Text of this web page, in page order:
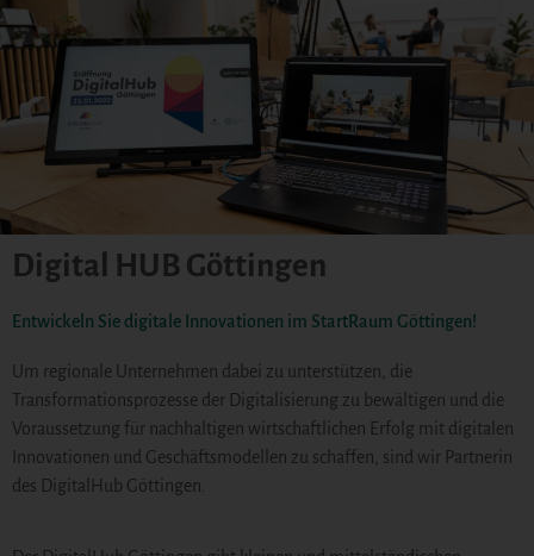
Digital HUB Göttingen
Entwickeln Sie digitale Innovationen im StartRaum Göttingen!
Um regionale Unternehmen dabei zu unterstützen, die
Transformationsprozesse der Digitalisierung zu bewältigen und die
Voraussetzung für nachhaltigen wirtschaftlichen Erfolg mit digitalen
Innovationen und Geschäftsmodellen zu schaffen, sind wir Partnerin
des DigitalHub Göttingen.